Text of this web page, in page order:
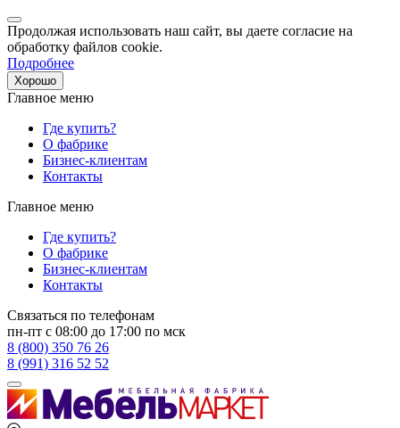
Продолжая использовать наш сайт, вы даете согласие на
обработку файлов cookie.
Подробнее
Хорошо
Главное меню
Где купить?
О фабрике
Бизнес-клиентам
Контакты
Главное меню
Где купить?
О фабрике
Бизнес-клиентам
Контакты
Связаться по телефонам
пн-пт с 08:00 до 17:00 по мск
8 (800) 350 76 26
8 (991) 316 52 52